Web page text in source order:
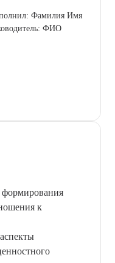
Фамилия Имя
ФИО
формирования
к